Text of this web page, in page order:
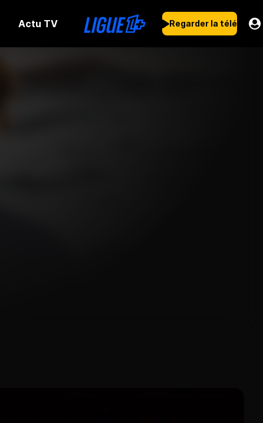
Actu TV Regarder la télé